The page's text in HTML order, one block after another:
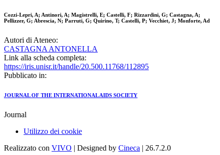
Cozzi-Lepri, A; Antinori, A; Magistrelli, E; Castelli, F; Rizzardini, G; Castagna, A;
Pellizzer, G; Abrescia, N; Parruti, G; Quirino, T; Castelli, P; Vecchiet, J; Monforte, Ad
Autori di Ateneo:
CASTAGNA ANTONELLA
Link alla scheda completa:
https://iris.unisr.it/handle/20.500.11768/112895
Pubblicato in:
JOURNAL OF THE INTERNATIONAL AIDS SOCIETY
Journal
Utilizzo dei cookie
Realizzato con VIVO | Designed by Cineca | 26.7.2.0